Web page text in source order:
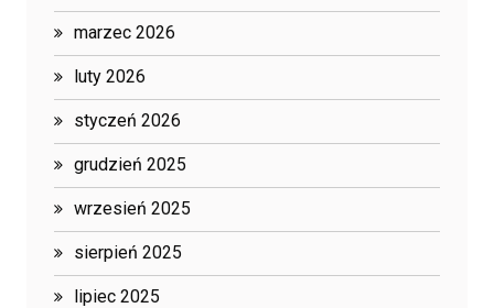
marzec 2026
luty 2026
styczeń 2026
grudzień 2025
wrzesień 2025
sierpień 2025
lipiec 2025